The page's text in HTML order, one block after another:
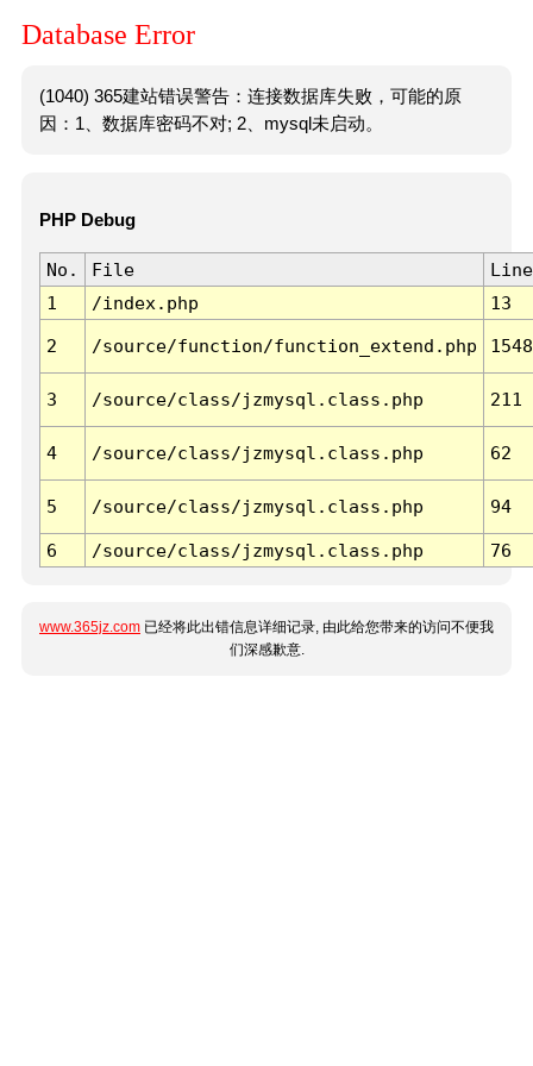
Database Error
(1040) 365建站错误警告：连接数据库失败，可能的原
因：1、数据库密码不对; 2、mysql未启动。
PHP Debug
No. File
Line
1
/index.php 13
2 /source/function/function_extend.php 1548
3 /source/class/jzmysql.class.php 211
4 /source/class/jzmysql.class.php 62
5 /source/class/jzmysql.class.php 94
6 /source/class/jzmysql.class.php 76
www.365jz.com 已经将此出错信息详细记录, 由此给您带来的访问不便我
们深感歉意.